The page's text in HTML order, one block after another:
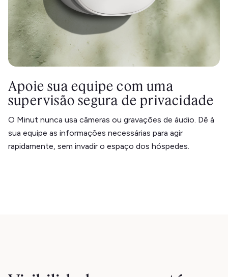
Apoie sua equipe com uma
supervisão segura de privacidade
O Minut nunca usa câmeras ou gravações de áudio. Dê à
sua equipe as informações necessárias para agir
rapidamente, sem invadir o espaço dos hóspedes.